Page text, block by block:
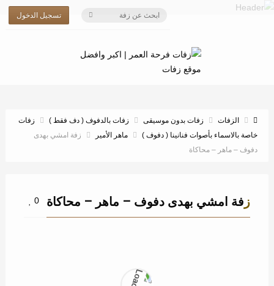
تسجيل الدخول
الزفات زفات بدون موسيقى زفات بالدفوف ( دف فقط )
زفات
خاصة بالاسماء بأصوات فنانينا ( دفوف )
ماهر الأمير
زفة امشي بهدى
دفوف – ماهر – محاكاة
0 زفة امشي بهدى دفوف – ماهر – محاكاة